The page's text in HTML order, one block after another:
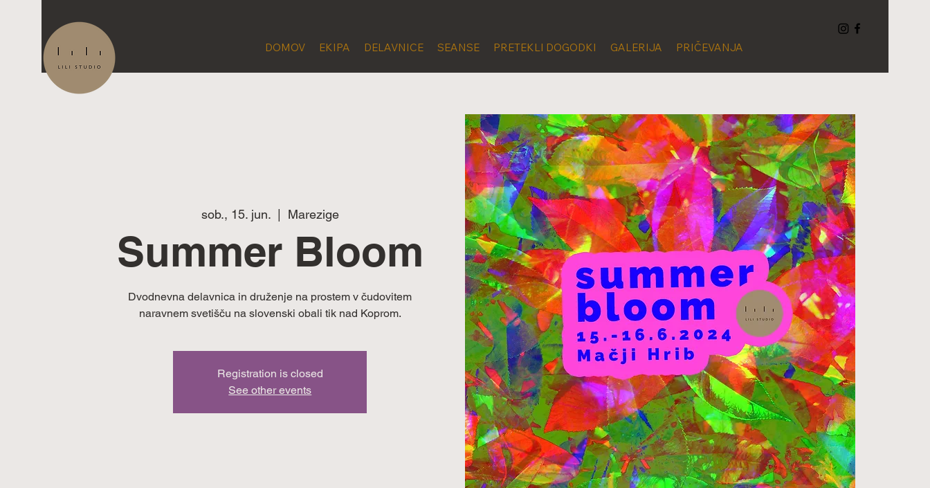
DOMOV EKIPA DELAVNICE SEANSE PRETEKLI DOGODKI GALERIJA PRIČEVANJA
sob., 15. jun.
  |
Marezige
Summer Bloom
Dvodnevna delavnica in druženje na prostem v čudovitem
naravnem svetišču na slovenski obali tik nad Koprom.
Registration is closed
See other events